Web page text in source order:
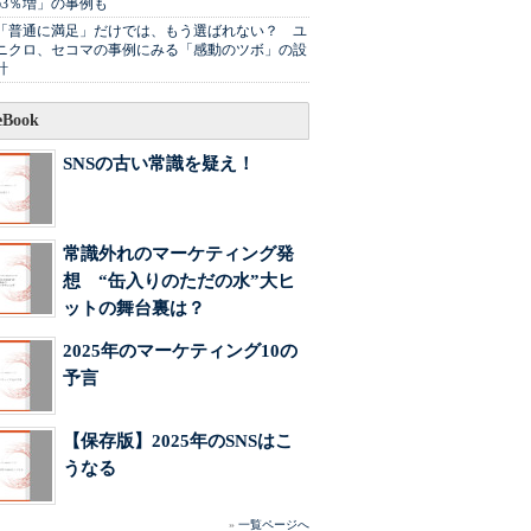
％増」の事例も
普通に満足」だけでは、もう選ばれない？ ユ
クロ、セコマの事例にみる「感動のツボ」の設
SNSの古い常識を疑え！
常識外れのマーケティング発
想 “缶入りのただの水”大ヒ
ットの舞台裏は？
2025年のマーケティング10の
予言
【保存版】2025年のSNSはこ
うなる
» 一覧ページへ